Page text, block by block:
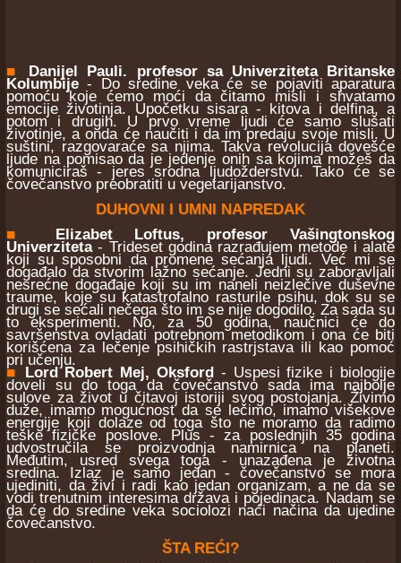
■ Danijel Pauli. profesor sa Univerziteta Britanske
Kolumbije - Do sredine veka će se pojaviti aparatura
pomoću koje ćemo moći da čitamo misli i shvatamo
emocije životinja. Upočetku sisara - kitova i delfina, a
potom i drugih. U prvo vreme ljudi će samo slušati
životinje, a onda će naučiti i da im predaju svoje misli. U
suštini, razgovaraće sa njima. Takva revolucija dovešće
ljude na pomisao da je jedenje onih sa kojima možeš da
komuniciraš - jeres srodna ljudožderstvu. Tako će se
čovečanstvo preobratiti u vegetarijanstvo.
DUHOVNI I UMNI NAPREDAK
■
Elizabet Loftus, profesor Vašingtonskog
Univerziteta - Trideset godina razrađujem metode i alate
koji su sposobni da promene sećanja ljudi. Već mi se
događalo da stvorim lažno sećanje. Jedni su zaboravljali
nesrećne događaje koji su im naneli neizlečive duševne
traume, koje su katastrofalno rasturile psihu, dok su se
drugi se sećali nečega što im se nije dogodilo. Za sada su
to eksperimenti. No, za 50 godina, naučnici će do
savršenstva ovladati potrebnom metodikom i ona će biti
korišćena za lečenje psihičkih rastrjstava ili kao pomoć
pri učenju.
■ Lord Robert Mej, Oksford - Uspesi fizike i biologije
doveli su do toga da čovečanstvo sada ima najbolje
sulove za život u čitavoj istoriji svog postojanja. Živimo
duže, imamo mogućnost da se lečimo, imamo višekove
energije koji dolaze od toga što ne moramo da radimo
teške fizičke poslove. Plus - za poslednjih 35 godina
udvostručila se proizvodnja namirnica na planeti.
Međutim, usred svega toga - unazađena je životna
sredina. Izlaz je samo jedan - čovečanstvo se mora
ujediniti, da živi i radi kao jedan organizam, a ne da se
vodi trenutnim interesima država i pojedinaca. Nadam se
da će do sredine veka sociolozi naći načina da ujedine
čovečanstvo.
ŠTA REĆI?